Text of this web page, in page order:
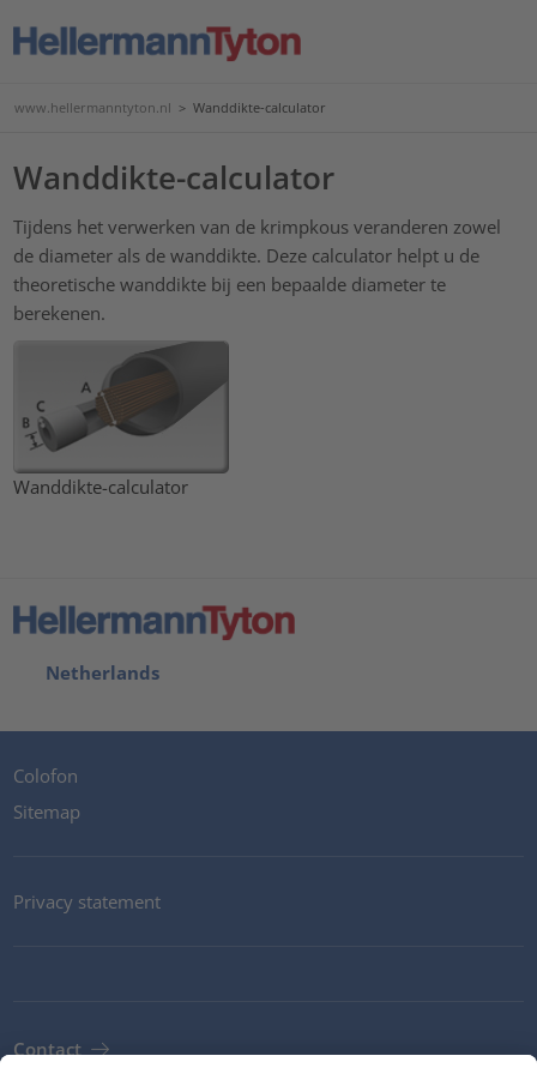
www.hellermanntyton.nl > Wanddikte-calculator
Wanddikte-calculator
Tijdens het verwerken van de krimpkous veranderen zowel
de diameter als de wanddikte. Deze calculator helpt u de
theoretische wanddikte bij een bepaalde diameter te
berekenen.
Wanddikte-calculator
Netherlands
Colofon
Sitemap
Privacy statement
Contact